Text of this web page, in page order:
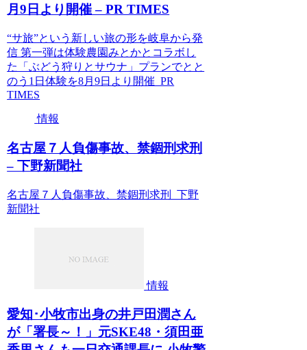
月9日より開催 – PR TIMES
“サ旅”という新しい旅の形を岐阜から発
信 第一弾は体験農園みとかとコラボし
た「ぶどう狩りとサウナ」プランでとと
のう1日体験を8月9日より開催 PR
TIMES
情報
名古屋７人負傷事故、禁錮刑求刑
– 下野新聞社
名古屋７人負傷事故、禁錮刑求刑 下野
新聞社
情報
愛知･小牧市出身の井戸田潤さん
が「署長～！」元SKE48・須田亜